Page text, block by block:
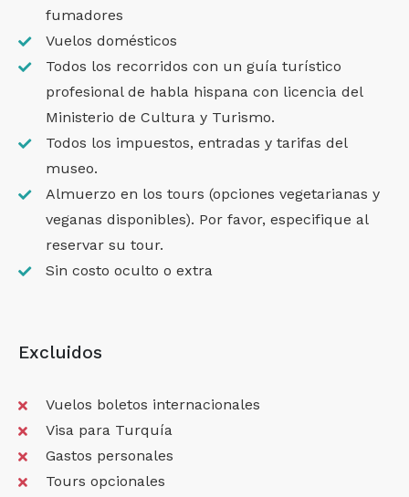
fumadores
Vuelos domésticos
Todos los recorridos con un guía turístico
profesional de habla hispana con licencia del
Ministerio de Cultura y Turismo.
Todos los impuestos, entradas y tarifas del
museo.
Almuerzo en los tours (opciones vegetarianas y
veganas disponibles). Por favor, especifique al
reservar su tour.
Sin costo oculto o extra
Excluidos
Vuelos boletos internacionales
Visa para Turquía
Gastos personales
Tours opcionales